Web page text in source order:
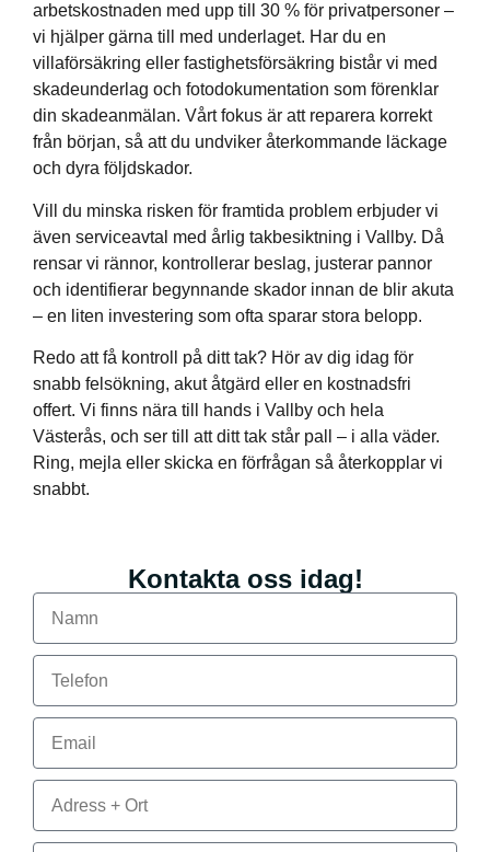
arbetskostnaden med upp till 30 % för privatpersoner –
vi hjälper gärna till med underlaget. Har du en
villaförsäkring eller fastighetsförsäkring bistår vi med
skadeunderlag och fotodokumentation som förenklar
din skadeanmälan. Vårt fokus är att reparera korrekt
från början, så att du undviker återkommande läckage
och dyra följdskador.
Vill du minska risken för framtida problem erbjuder vi
även serviceavtal med årlig takbesiktning i Vallby. Då
rensar vi rännor, kontrollerar beslag, justerar pannor
och identifierar begynnande skador innan de blir akuta
– en liten investering som ofta sparar stora belopp.
Redo att få kontroll på ditt tak? Hör av dig idag för
snabb felsökning, akut åtgärd eller en kostnadsfri
offert. Vi finns nära till hands i Vallby och hela
Västerås, och ser till att ditt tak står pall – i alla väder.
Ring, mejla eller skicka en förfrågan så återkopplar vi
snabbt.
Kontakta oss idag!